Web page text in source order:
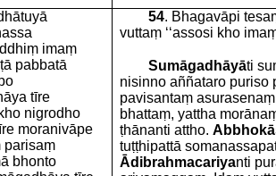
imaṃ
pabbatā
tīre
nigrodho
moranivāpe
parisaṃ
bhonto
54. Bhagavāpi
vuttaṃ ‘‘assosi kho
Sumāgadhāyāti
nisinno aññataro puriso
pavisantaṃ
bhattaṃ, yattha
ṭhānanti attho.
tuṭṭhipattā
Ādibrahmacariyanti